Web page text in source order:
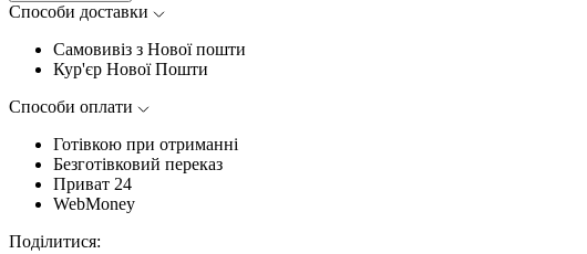
Способи доставки
Самовивіз з Нової пошти
Кур'єр Нової Пошти
Способи оплати
Готівкою при отриманні
Безготівковий переказ
Приват 24
WebMoney
Поділитися: